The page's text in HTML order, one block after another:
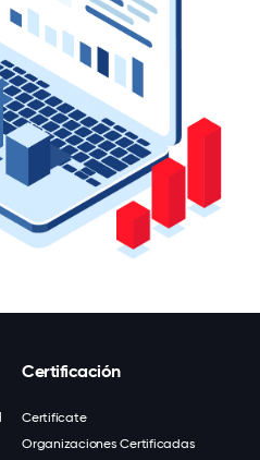
Certificación
Certifícate
Organizaciones Certificadas